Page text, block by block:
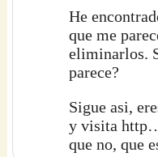
He
que me
eliminarlos.
parece?
Sigue asi,
y visita
que no, que